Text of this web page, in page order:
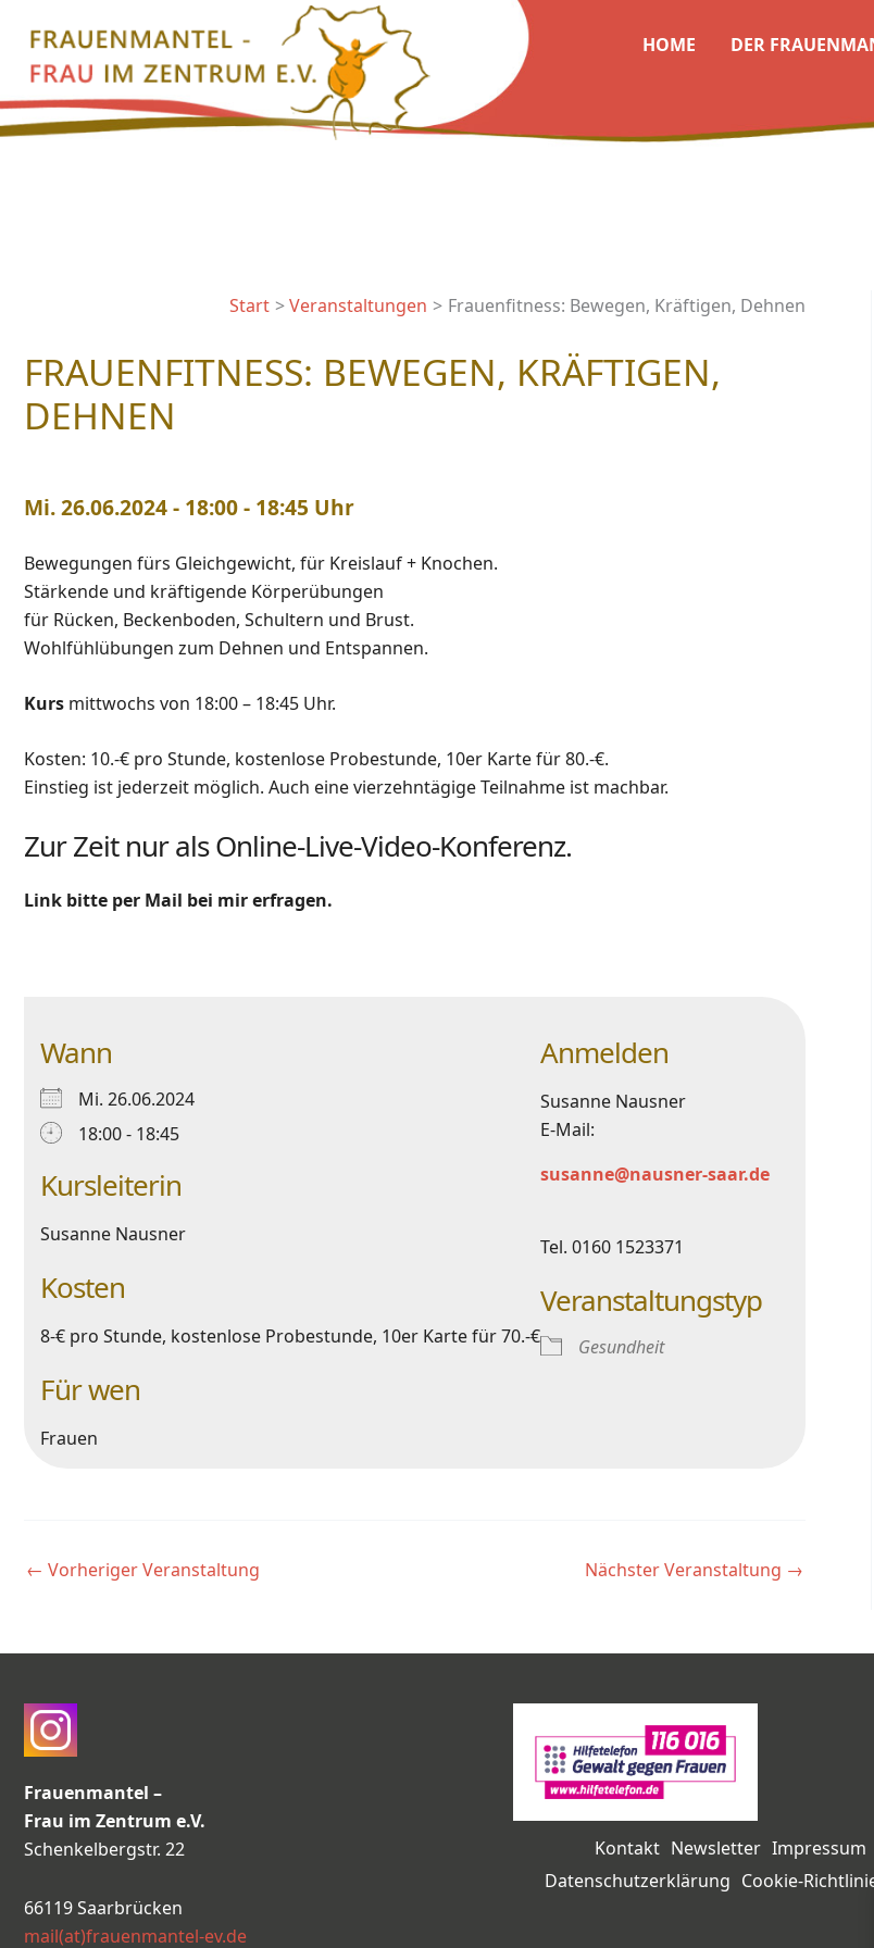
Inhalt
springen
HOME DER
Start Veranstaltungen Frauenfitness: Bewegen, Kräftigen, Dehnen
FRAUENFITNESS: BEWEGEN, KRÄFTIGEN,
DEHNEN
Mi. 26.06.2024 - 18:00 - 18:45 Uhr
Bewegungen fürs Gleichgewicht, für Kreislauf + Knochen.
Stärkende und kräftigende Körperübungen
für Rücken, Beckenboden, Schultern und Brust.
Wohlfühlübungen zum Dehnen und Entspannen.
Kurs mittwochs von 18:00 – 18:45 Uhr.
Kosten: 10.-€ pro Stunde, kostenlose Probestunde, 10er Karte für 80.-€.
Einstieg ist jederzeit möglich. Auch eine vierzehntägige Teilnahme ist machbar.
Zur Zeit nur als Online-Live-Video-Konferenz.
Link bitte per Mail bei mir erfragen.
Wann
Mi. 26.06.2024
18:00 - 18:45
Kursleiterin
Susanne Nausner
Kosten
8-€ pro Stunde, kostenlose Probestunde, 10er Karte für 70.-€
Für wen
Frauen
Anmelden
Susanne Nausner
E-Mail:
susanne@nausner-saar.de
Tel. 0160 1523371
Veranstaltungstyp
Gesundheit
← Vorheriger Veranstaltung Nächster Veranstaltung →
Frauenmantel –
Frau im Zentrum e.V.
Schenkelbergstr. 22
66119 Saarbrücken
mail(at)frauenmantel-ev.de
Kontakt Newsletter Impressum
Datenschutzerklärung Cookie-Richtlinie